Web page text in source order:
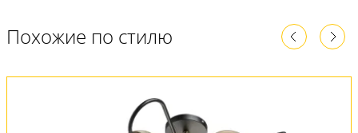
Похожие по стилю